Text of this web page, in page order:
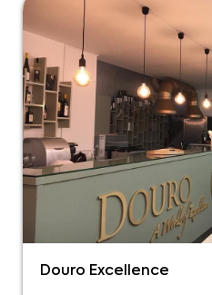
Douro Excellence